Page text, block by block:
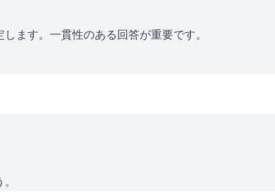
ます。一貫性のある回答が重要です。